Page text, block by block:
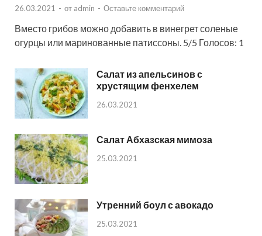
26.03.2021 - от admin - Оставьте комментарий
Вместо грибов можно добавить в винегрет соленые
огурцы или маринованные патиссоны. 5/5 Голосов: 1
Салат из апельсинов с
хрустящим фенхелем
26.03.2021
Салат Абхазская мимоза
25.03.2021
Утренний боул с авокадо
25.03.2021